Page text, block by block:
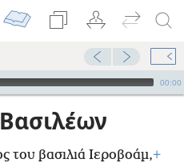
00:00
του βασιλιά Ιεροβοάμ,+